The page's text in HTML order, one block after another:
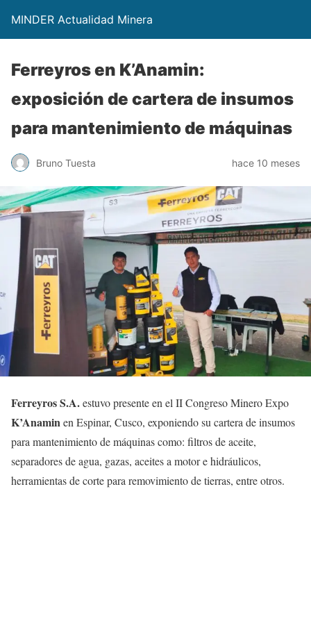
MINDER Actualidad Minera
Ferreyros en K’Anamin:
exposición de cartera de insumos
para mantenimiento de máquinas
Bruno Tuesta hace 10 meses
Ferreyros S.A.estuvo presente en el II Congreso Minero Expo
K’Anaminen Espinar, Cusco, exponiendo su cartera de insumos
para mantenimiento de máquinas como: filtros de aceite,
separadores de agua, gazas, aceites a motor e hidráulicos,
herramientas de corte para removimiento de tierras, entre otros.